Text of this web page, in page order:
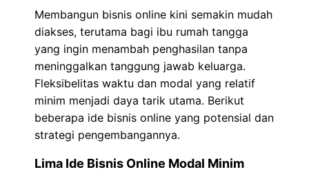
Membangun bisnis online kini semakin mudah
diakses, terutama bagi ibu rumah tangga
yang ingin menambah penghasilan tanpa
meninggalkan tanggung jawab keluarga.
Fleksibelitas waktu dan modal yang relatif
minim menjadi daya tarik utama. Berikut
beberapa ide bisnis online yang potensial dan
strategi pengembangannya.
Lima Ide Bisnis Online Modal Minim